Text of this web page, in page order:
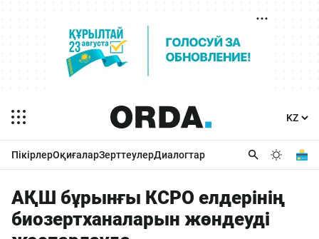
ПікірлерОқиғаларЗерттеулерДиалогтар
АҚШ бұрынғы КСРО елдерінің
биозертханаларын жөндеуді